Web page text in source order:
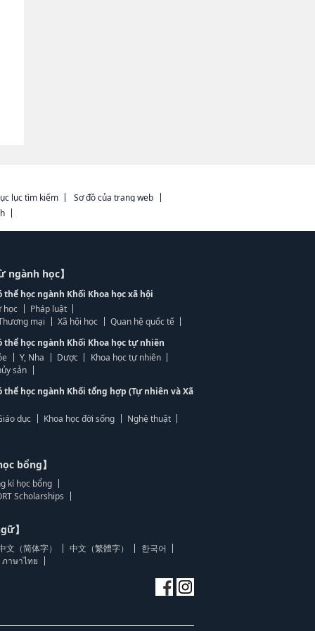
lục tìm kiếm
Sơ đồ của trang web
học】
học ngành Khối Khoa học xã hội
học
Pháp luật
mại
Xã hội học
Quan hệ quốc tế
thể học ngành Khối Khoa học tự nhiên
Y, Nha Dược
Khoa học tự nhiên
sản
thể học ngành Khối tổng hợp (Tự nhiên và Xã
dục Khoa học đời sống Nghệ thuật
bổng】
kí học bổng
Scholarships
】
文（简体字） 中文（繁體字）
한국어
ภาษาไทย